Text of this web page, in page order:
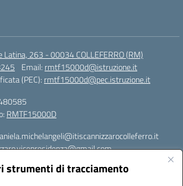
strumenti di tracciamento
Latina, 263 - 00034 COLLEFERRO (RM)
Email: rmtf15000d@istruzione.it
(PEC): rmtf15000d@pec.istruzione.it
RMTF15000D